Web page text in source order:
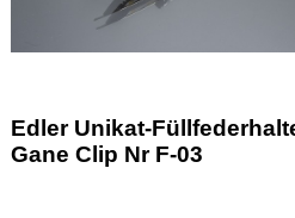
Edler Unikat-
Gane Clip Nr F-03